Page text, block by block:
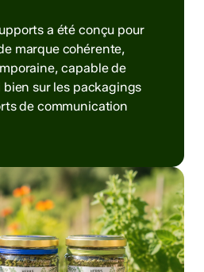
a été conçu pour
marque cohérente,
capable de
sur les packagings
de communication